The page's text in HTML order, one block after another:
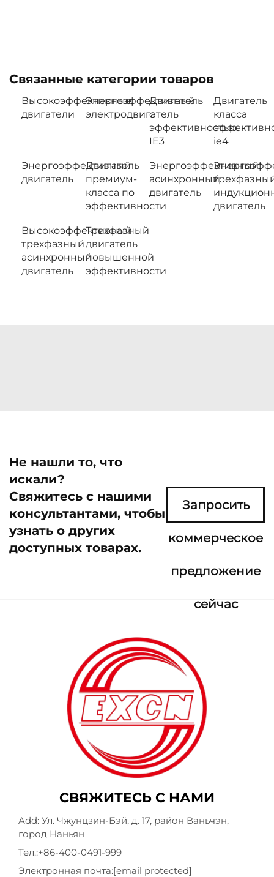
Связанные категории товаров
Высокоэффективные
двигатели
Энергоэффективный
электродвигатель
Двигатель
с
эффективностью
IE3
Двигатель
класса
ie4
Энергоэффективный
двигатель
Двигатель
премиум-
класса по
эффективности
Энергоэффективный
асинхронный
двигатель
двигатель
Высокоэффективный
трехфазный
асинхронный
двигатель
Трехфазный
двигатель
повышенной
эффективности
Не нашли то, что
искали?
Свяжитесь с нашими
консультантами, чтобы
узнать о других
доступных товарах.
Запросить
коммерческое
предложение
сейчас
СВЯЖИТЕСЬ С НАМИ
Add: Ул. Чжунцзин-Бэй, д. 17, район Ваньчэн,
город Наньян
Тел.:+86-400-0491-999
Электронная почта:[email protected]